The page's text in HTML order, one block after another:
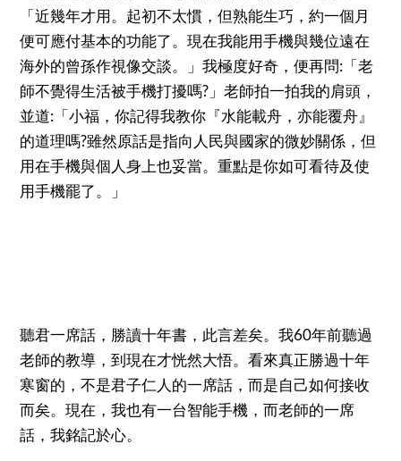
「近幾年才用。起初不太慣，但熟能生巧，約一個月
便可應付基本的功能了。現在我能用手機與幾位遠在
海外的曾孫作視像交談。」我極度好奇，便再問:「老
師不覺得生活被手機打擾嗎?」老師拍一拍我的肩頭，
並道:「小福，你記得我教你『水能載舟，亦能覆舟』
的道理嗎?雖然原話是指向人民與國家的微妙關係，但
用在手機與個人身上也妥當。重點是你如可看待及使
用手機罷了。」
聽君一席話，勝讀十年書，此言差矣。我60年前聽過
老師的教導，到現在才恍然大悟。看來真正勝過十年
寒窗的，不是君子仁人的一席話，而是自己如何接收
而矣。現在，我也有一台智能手機，而老師的一席
話，我銘記於心。